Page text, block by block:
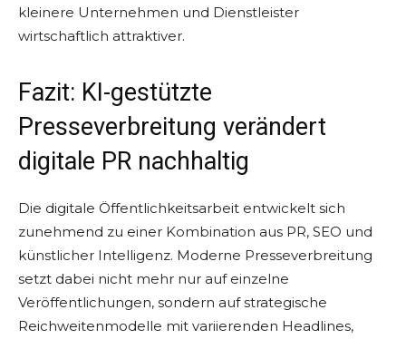
kleinere Unternehmen und Dienstleister
wirtschaftlich attraktiver.
Fazit: KI-gestützte
Presseverbreitung verändert
digitale PR nachhaltig
Die digitale Öffentlichkeitsarbeit entwickelt sich
zunehmend zu einer Kombination aus PR, SEO und
künstlicher Intelligenz. Moderne Presseverbreitung
setzt dabei nicht mehr nur auf einzelne
Veröffentlichungen, sondern auf strategische
Reichweitenmodelle mit variierenden Headlines,